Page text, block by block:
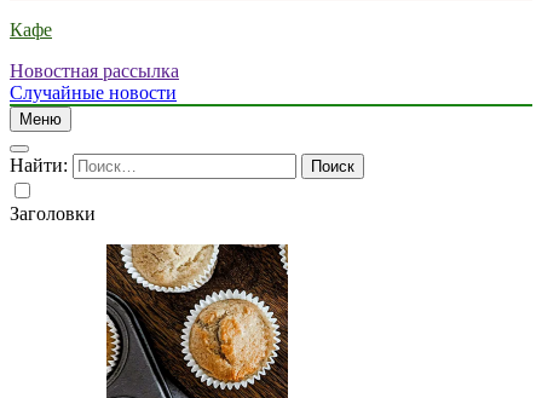
Кафе
Новостная рассылка
Случайные новости
Меню
Найти:
Заголовки